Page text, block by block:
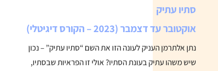
סתיו עתיק
אוקטובר עד דצמבר(2023 – הקורס דיגיטלי)
נתן אלתרמן העניק לעונה הזו את השם “סתיו עתיק” – נכון
שיש משהו עתיק בעונת הסתיו? אולי זו הפראיות שבסתיו,